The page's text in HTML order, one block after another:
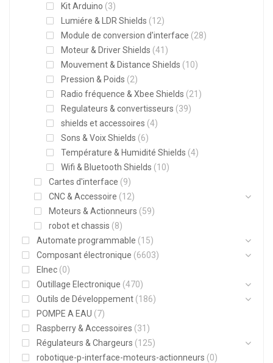
Kit Arduino (3)
Lumiére & LDR Shields (12)
Module de conversion d'interface (28)
Moteur & Driver Shields (41)
Mouvement & Distance Shields (10)
Pression & Poids (2)
Radio fréquence & Xbee Shields (21)
Regulateurs & convertisseurs (39)
shields et accessoires (4)
Sons & Voix Shields (6)
Température & Humidité Shields (4)
Wifi & Bluetooth Shields (10)
Cartes d'interface (9)
CNC & Accessoire (12)
Moteurs & Actionneurs (59)
robot et chassis (8)
Automate programmable (15)
Composant électronique (6603)
Elnec (0)
Outillage Electronique (470)
Outils de Développement (186)
POMPE A EAU (7)
Raspberry & Accessoires (31)
Régulateurs & Chargeurs (125)
robotique-p-interface-moteurs-actionneurs (0)